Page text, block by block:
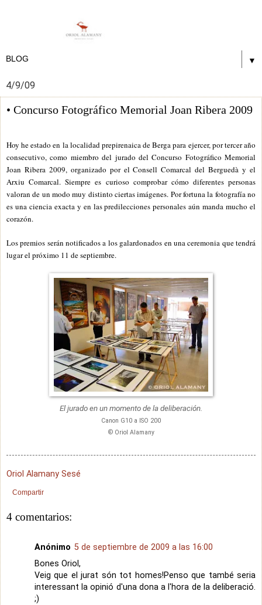
▼
4/9/09
• Concurso Fotográfico Memorial Joan Ribera 2009
Hoy he estado en la localidad prepirenaica de Berga para ejercer, por tercer año
consecutivo, como miembro del jurado del Concurso Fotográfico Memorial
Joan Ribera 2009, organizado por el Consell Comarcal del Berguedà y el
Arxiu Comarcal. Siempre es curioso comprobar cómo diferentes personas
valoran de un modo muy distinto ciertas imágenes. Por fortuna la fotografía no
es una ciencia exacta y en las predilecciones personales aún manda mucho el
corazón.
Los premios serán notificados a los galardonados en una ceremonia que tendrá
lugar el próximo 11 de septiembre.
El jurado en un momento de la deliberación.
Canon G10 a ISO 200
© Oriol Alamany
Oriol Alamany Sesé
Compartir
4 comentarios:
Anónimo 5 de septiembre de 2009 a las 16:00
Bones Oriol,
Veig que el jurat són tot homes!Penso que també seria
interessant la opinió d'una dona a l'hora de la deliberació.
;)